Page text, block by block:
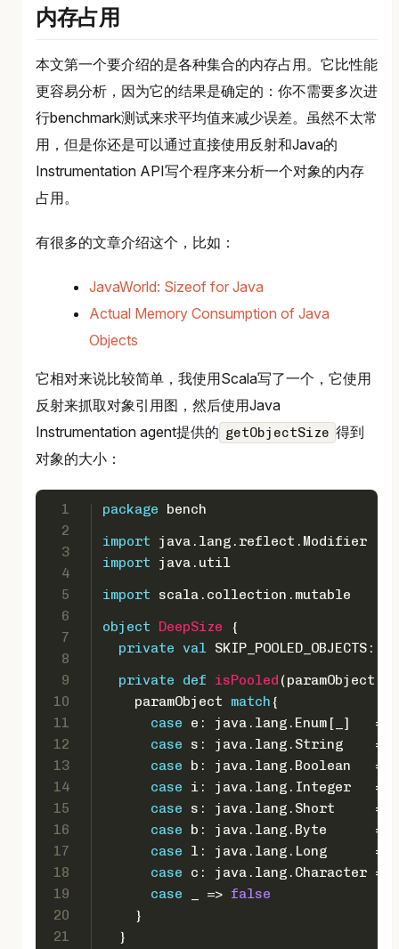
内存占用
本文第一个要介绍的是各种集合的内存占用。它比性能
更容易分析，因为它的结果是确定的：你不需要多次进
行benchmark测试来求平均值来减少误差。虽然不太常
用，但是你还是可以通过直接使用反射和Java的
Instrumentation API写个程序来分析一个对象的内存
占用。
有很多的文章介绍这个，比如：
JavaWorld: Sizeof for Java
Actual Memory Consumption of Java
Objects
它相对来说比较简单，我使用Scala写了一个，它使用
反射来抓取对象引用图，然后使用Java
Instrumentation agent提供的 getObjectSize 得到
对象的大小：
1
2
3
4
5
6
7
8
9
10
11
12
13
14
15
16
17
18
19
20
21
package bench
import java.lang.reflect. Modifier
import java.util
import scala.collection.mutable
object
DeepSize
{
private val SKIP_POOLED_OBJECTS :
private
def isPooled (paramObject:
    paramObject
match {
case e: java.lang. Enum [_]   =>
case s: java.lang. String
=>
case b: java.lang. Boolean
=>
case i: java.lang. Integer
=>
case s: java.lang. Short
=>
case b: java.lang. Byte
=>
case l: java.lang. Long
=>
case c: java.lang. Character
case _ => false
    }
  }